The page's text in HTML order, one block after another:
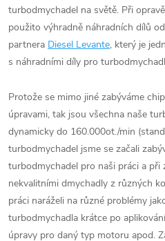
turbodmychadel na světě. Při
použito výhradně náhradních dílů
partnera Diesel Levante, který je
s náhradními díly pro
Protože se mimo jiné zabýváme
úpravami, tak jsou všechna naše
dynamicky do 160.000ot./min
turbodmychadel jsme se začali
turbodmychadel pro naši práci a při
nekvalitními dmychadly z různých
práci naráželi na různé problémy
turbodmychadla krátce po
úpravy pro daný typ motoru apod.